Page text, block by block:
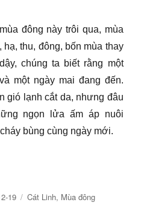
đông này trôi qua, mùa
thu, đông, bốn mùa thay
chúng ta biết rằng một
một ngày mai đang đến.
gió lạnh cắt da, nhưng đâu
ngọn lửa ấm áp nuôi
bùng cùng ngày mới.
19
Chuyên
Cát Linh, Mùa đông